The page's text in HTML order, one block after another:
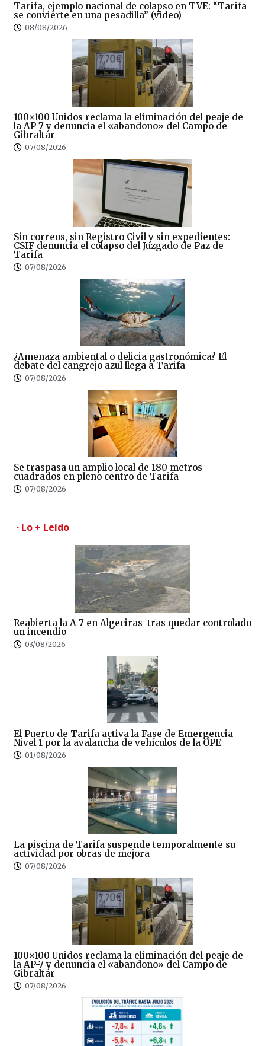
Tarifa, ejemplo nacional de colapso en TVE: “Tarifa
se convierte en una pesadilla” (video)
08/08/2026
100×100 Unidos reclama la eliminación del peaje de
la AP-7 y denuncia el «abandono» del Campo de
Gibraltar
07/08/2026
Sin correos, sin Registro Civil y sin expedientes:
CSIF denuncia el colapso del Juzgado de Paz de
Tarifa
07/08/2026
¿Amenaza ambiental o delicia gastronómica? El
debate del cangrejo azul llega a Tarifa
07/08/2026
Se traspasa un amplio local de 180 metros
cuadrados en pleno centro de Tarifa
07/08/2026
· Lo + Leído
Reabierta la A-7 en Algeciras tras quedar controlado
un incendio
03/08/2026
El Puerto de Tarifa activa la Fase de Emergencia
Nivel 1 por la avalancha de vehículos de la OPE
01/08/2026
La piscina de Tarifa suspende temporalmente su
actividad por obras de mejora
07/08/2026
100×100 Unidos reclama la eliminación del peaje de
la AP-7 y denuncia el «abandono» del Campo de
Gibraltar
07/08/2026